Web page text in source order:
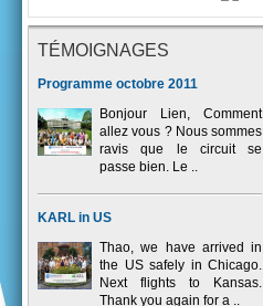
TÉMOIGNAGES
Programme octobre 2011
Bonjour Lien, Comment
allez vous ? Nous sommes
ravis que le circuit se
passe bien. Le ..
KARL in US
Thao, we have arrived in
the US safely in Chicago.
Next flights to Kansas.
Thank you again for a ..